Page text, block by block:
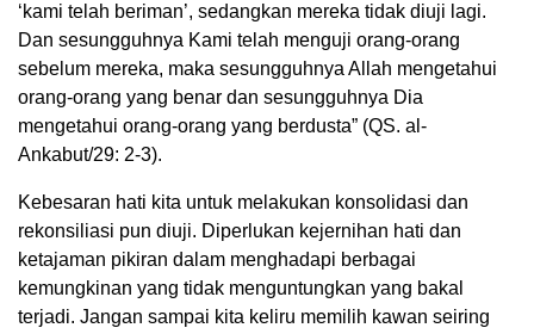
‘kami telah beriman’, sedangkan mereka tidak diuji lagi.
Dan sesungguhnya Kami telah menguji orang-orang
sebelum mereka, maka sesungguhnya Allah mengetahui
orang-orang yang benar dan sesungguhnya Dia
mengetahui orang-orang yang berdusta” (QS. al-
Ankabut/29: 2-3).
Kebesaran hati kita untuk melakukan konsolidasi dan
rekonsiliasi pun diuji. Diperlukan kejernihan hati dan
ketajaman pikiran dalam menghadapi berbagai
kemungkinan yang tidak menguntungkan yang bakal
terjadi. Jangan sampai kita keliru memilih kawan seiring